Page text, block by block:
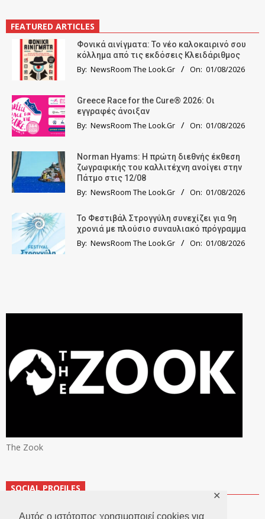
Αυτός ο ιστότοπος χρησιμοποιεί cookies για
✕
FEATURED ARTICLES
Φονικά αινίγματα: Το νέο καλοκαιρινό σου
κόλλημα από τις εκδόσεις Κλειδάριθμος
By: NewsRoom The Look.Gr On: 01/08/2026
Greece Race for the Cure® 2026: Οι
εγγραφές άνοιξαν
By: NewsRoom The Look.Gr On: 01/08/2026
Norman Hyams: Η πρώτη διεθνής έκθεση
ζωγραφικής του καλλιτέχνη ανοίγει στην
Πάτμο στις 12/08
By: NewsRoom The Look.Gr On: 01/08/2026
Το Φεστιβάλ Στρογγύλη συνεχίζει για 9η
χρονιά με πλούσιο συναυλιακό πρόγραμμα
By: NewsRoom The Look.Gr On: 01/08/2026
The Zook
SOCIAL PROFILES